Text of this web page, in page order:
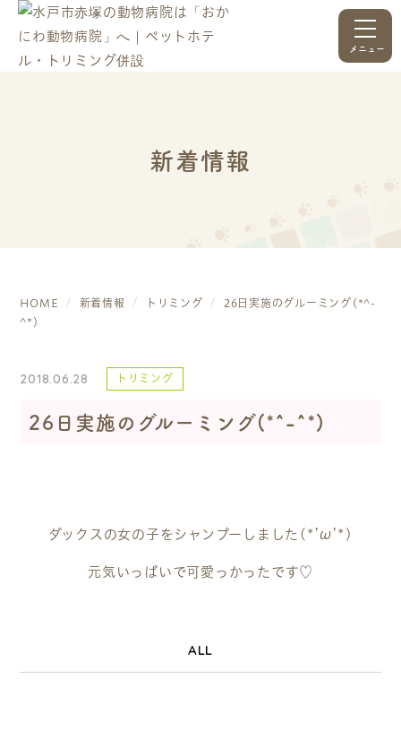
メニュー
新着情報
HOME 新着情報 トリミング
26日実施のグルーミング(*^-
^*)
2018.06.28 トリミング
26日実施のグルーミング(*^-^*)
ダックスの女の子をシャンプーしました(*’ω’*)
元気いっぱいで可愛っかったです♡
ALL